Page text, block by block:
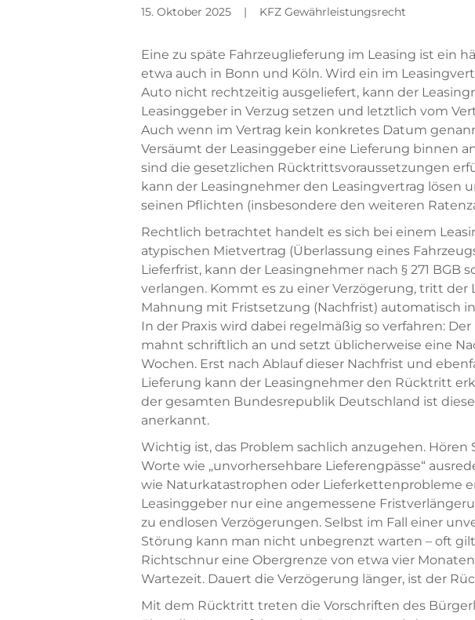
15. Oktober 2025 | KFZ Gewährleistungsrecht
Eine zu späte Fahrzeuglieferung im Leasing ist ein
etwa auch in Bonn und Köln. Wird ein im
Auto nicht rechtzeitig ausgeliefert, kann der
Leasinggeber in Verzug setzen und letztlich vom
Auch wenn im Vertrag kein konkretes Datum
Versäumt der Leasinggeber eine Lieferung binnen
sind die gesetzlichen Rücktrittsvoraussetzungen
kann der Leasingnehmer den Leasingvertrag lösen
seinen Pflichten (insbesondere den weiteren
Rechtlich betrachtet handelt es sich bei einem
atypischen Mietvertrag (Überlassung eines
Lieferfrist, kann der Leasingnehmer nach § 271 BGB
verlangen. Kommt es zu einer Verzögerung, tritt der
Mahnung mit Fristsetzung (Nachfrist) automatisch in
In der Praxis wird dabei regelmäßig so verfahren:
mahnt schriftlich an und setzt üblicherweise eine
Wochen. Erst nach Ablauf dieser Nachfrist und
Lieferung kann der Leasingnehmer den Rücktritt
der gesamten Bundesrepublik Deutschland ist
anerkannt.
Wichtig ist, das Problem sachlich anzugehen. Hören
Worte wie „unvorhersehbare Lieferengpässe“
wie Naturkatastrophen oder Lieferkettenprobleme
Leasinggeber nur eine angemessene
zu endlosen Verzögerungen. Selbst im Fall einer
Störung kann man nicht unbegrenzt warten – oft
Richtschnur eine Obergrenze von etwa vier
Wartezeit. Dauert die Verzögerung länger, ist der
Mit dem Rücktritt treten die Vorschriften des